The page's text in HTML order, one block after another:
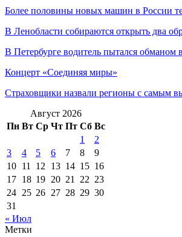
Более половины новых машин в России
В Ленобласти собираются открыть два
В Петербурге водитель пытался обманом
Концерт «Соединяя миры»
Страховщики назвали регионы с самым
Август 2026
Пн Вт Ср Чт Пт Сб Вс
1
2
3
4 5 6 7 8
9
10 11 12 13 14 15 16
17 18 19 20 21 22 23
24 25 26 27 28 29 30
31
« Июл
Метки